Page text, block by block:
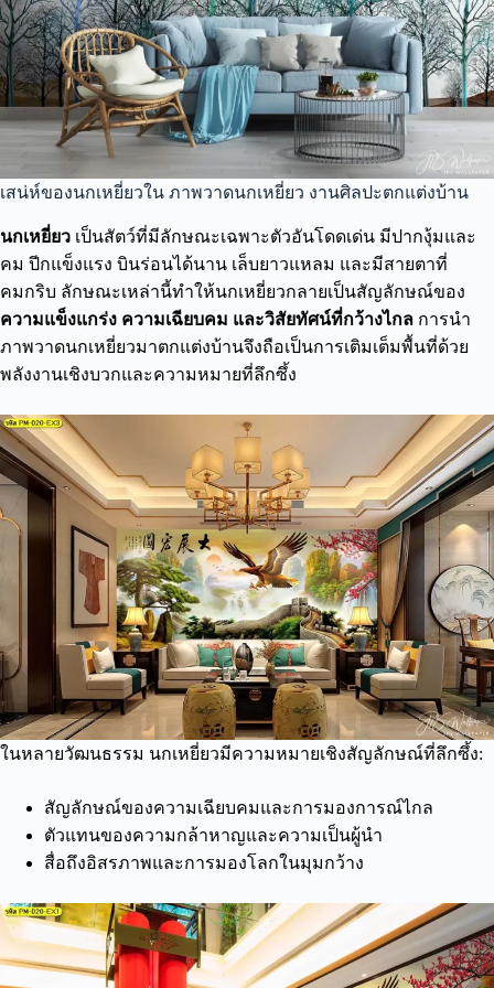
เสน่ห์ของนกเหยี่ยวใน ภาพวาดนกเหยี่ยว งานศิลปะตกแต่งบ้าน
นกเหยี่ยว เป็นสัตว์ที่มีลักษณะเฉพาะตัวอันโดดเด่น มีปากงุ้มและ
คม ปีกแข็งแรง บินร่อนได้นาน เล็บยาวแหลม และมีสายตาที่
คมกริบ ลักษณะเหล่านี้ทำให้นกเหยี่ยวกลายเป็นสัญลักษณ์ของ
ความแข็งแกร่ง ความเฉียบคม และวิสัยทัศน์ที่กว้างไกล การนำ
ภาพวาดนกเหยี่ยวมาตกแต่งบ้านจึงถือเป็นการเติมเต็มพื้นที่ด้วย
พลังงานเชิงบวกและความหมายที่ลึกซึ้ง
ในหลายวัฒนธรรม นกเหยี่ยวมีความหมายเชิงสัญลักษณ์ที่ลึกซึ้ง:
สัญลักษณ์ของความเฉียบคมและการมองการณ์ไกล
ตัวแทนของความกล้าหาญและความเป็นผู้นำ
สื่อถึงอิสรภาพและการมองโลกในมุมกว้าง